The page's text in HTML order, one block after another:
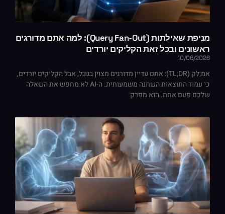
מניפת שאילתות (Query Fan-Out): למה אתם מדורגים
ראשונים ובכל זאת הקליקים יורדים
10/06/2026
אמ;לק (TL;DR): אתם עדיין מדורגים מצוין בגוגל, אבל הקליקים יורדים,
כי עמוד התוצאות השתנה משמעותית. ה-AI לא מחפש את השאלה
שלכם פעם אחת. הוא מפרק